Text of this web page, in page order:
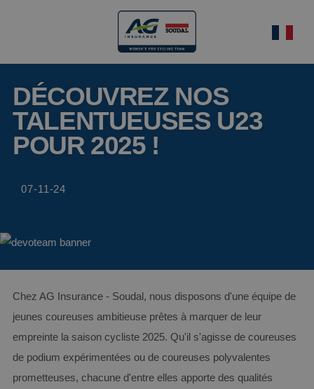
DÉCOUVREZ NOS
TALENTUEUSES U23
POUR 2025 !
07-11-24
Chez AG Insurance - Soudal, nous disposons d'une équipe de
jeunes coureuses ambitieuse prêtes à marquer de leur
empreinte la saison cycliste 2025. Qu'il s'agisse de coureuses
de podium expérimentées ou de coureuses polyvalentes
prometteuses, chacune d'entre elles apporte des qualités